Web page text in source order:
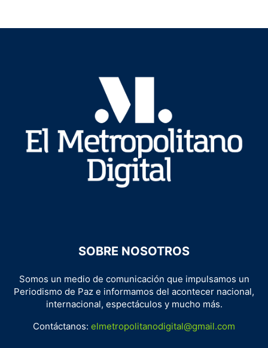
SOBRE NOSOTROS
Somos un medio de comunicación que impulsamos un
Periodismo de Paz e informamos del acontecer nacional,
internacional, espectáculos y mucho más.
Contáctanos: elmetropolitanodigital@gmail.com